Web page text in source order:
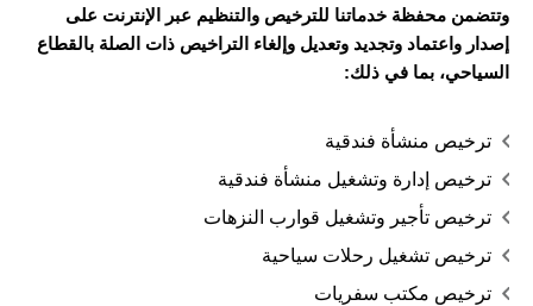
وتتضمن محفظة خدماتنا للترخيص والتنظيم عبر الإنترنت على
إصدار واعتماد وتجديد وتعديل وإلغاء التراخيص ذات الصلة بالقطاع
السياحي، بما في ذلك:
ترخيص منشأة فندقية
ترخيص إدارة وتشغيل منشأة فندقية
ترخيص تأجير وتشغيل قوارب النزهات
ترخيص تشغيل رحلات سياحية
ترخيص مكتب سفريات